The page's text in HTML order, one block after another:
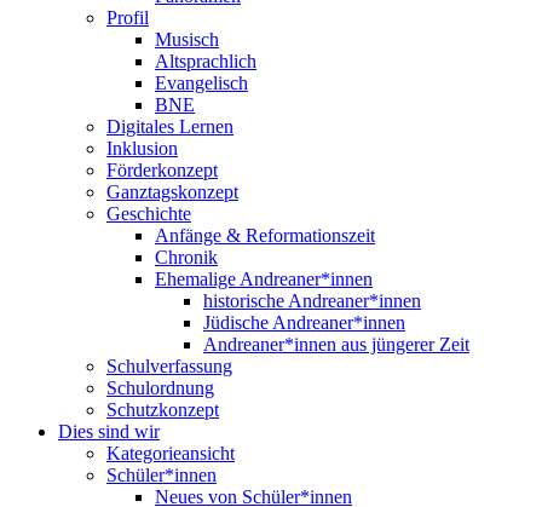
Profil
Musisch
Altsprachlich
Evangelisch
BNE
Digitales Lernen
Inklusion
Förderkonzept
Ganztagskonzept
Geschichte
Anfänge & Reformationszeit
Chronik
Ehemalige Andreaner*innen
historische Andreaner*innen
Jüdische Andreaner*innen
Andreaner*innen aus jüngerer Zeit
Schulverfassung
Schulordnung
Schutzkonzept
Dies sind wir
Kategorieansicht
Schüler*innen
Neues von Schüler*innen